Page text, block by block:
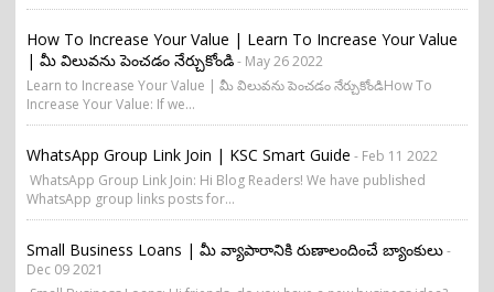
How To Increase Your Value | Learn To Increase Your Value
| మీ విలువను పెంచడం నేర్చుకోండి- May 26 2022
Learn to Increase Your Value | మీ విలువను పెంచడం నేర్చుకోండిHow To
Increase Your Value: If we...
WhatsApp Group Link Join | KSC Smart Guide - Feb 11 2022
WhatsApp Group Link Join: Hi Blog Readers! We have published
WhatsApp group links posts for...
Small Business Loans | మీ వ్యాపారానికి రుణాలందించే బ్యాంకులు-
Dec 09 2021